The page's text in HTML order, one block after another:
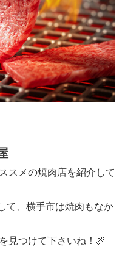
スメの焼肉店を紹介して
て、横手市は焼肉もなか
見つけて下さいね！🍖